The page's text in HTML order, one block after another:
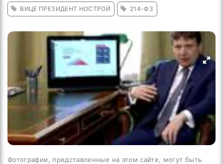
ВИЦЕ ПРЕЗИДЕНТ НОСТРОЙ 214-ФЗ
Фотографии, представленные на этом сайте, могут быть